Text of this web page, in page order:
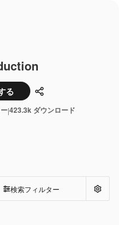
る 共有
|423.3k ダウンロード
検索フィルター